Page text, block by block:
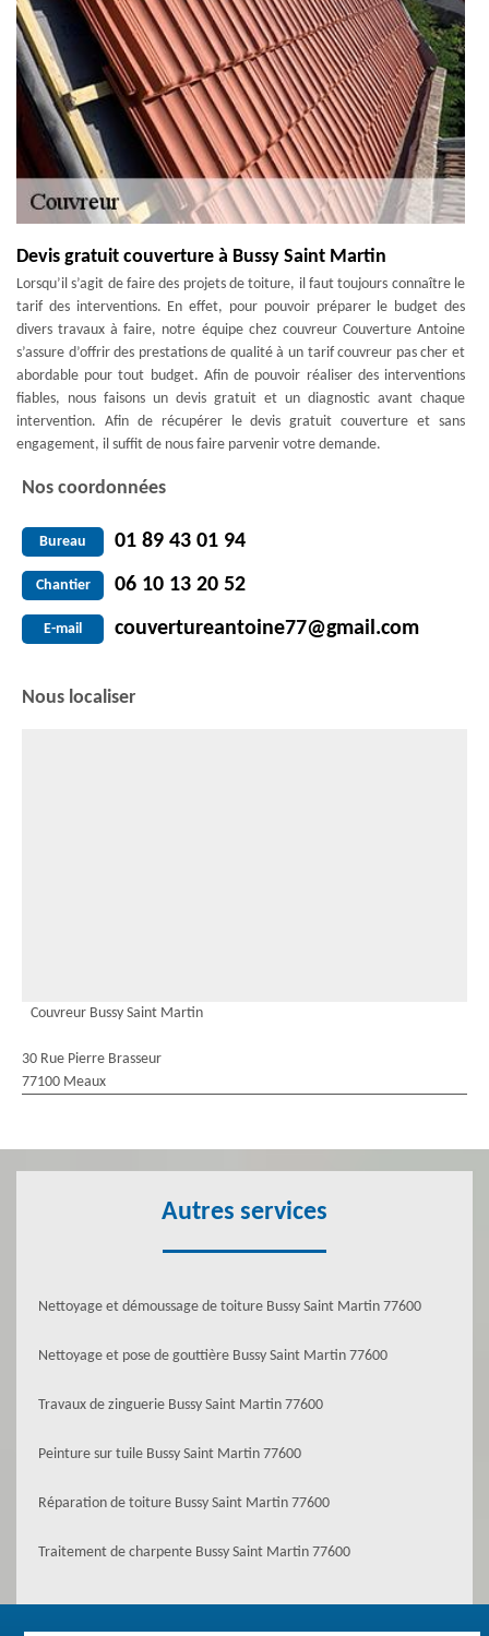
Devis gratuit couverture à Bussy Saint Martin
Lorsqu’il s’agit de faire des projets de toiture, il faut toujours connaître le
tarif des interventions. En effet, pour pouvoir préparer le budget des
divers travaux à faire, notre équipe chez couvreur Couverture Antoine
s’assure d’offrir des prestations de qualité à un tarif couvreur pas cher et
abordable pour tout budget. Afin de pouvoir réaliser des interventions
fiables, nous faisons un devis gratuit et un diagnostic avant chaque
intervention. Afin de récupérer le devis gratuit couverture et sans
engagement, il suffit de nous faire parvenir votre demande.
Nos coordonnées
Bureau 01 89 43 01 94
Chantier 06 10 13 20 52
E-mail couvertureantoine77@gmail.com
Nous localiser
Couvreur Bussy Saint Martin
30 Rue Pierre Brasseur
77100 Meaux
Autres services
Nettoyage et démoussage de toiture Bussy Saint Martin 77600
Nettoyage et pose de gouttière Bussy Saint Martin 77600
Travaux de zinguerie Bussy Saint Martin 77600
Peinture sur tuile Bussy Saint Martin 77600
Réparation de toiture Bussy Saint Martin 77600
Traitement de charpente Bussy Saint Martin 77600